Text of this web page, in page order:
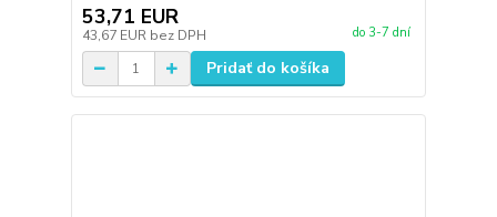
53,71 EUR
43,67 EUR bez DPH do 3-7 dní
Pridať do košíka